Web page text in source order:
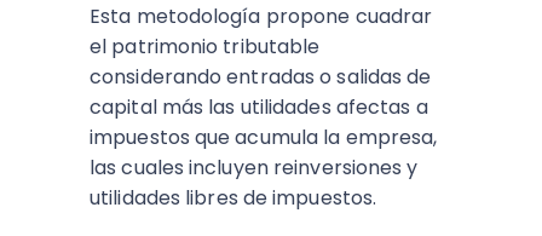
Esta metodología propone cuadrar
el patrimonio tributable
considerando entradas o salidas de
capital más las utilidades afectas a
impuestos que acumula la empresa,
las cuales incluyen reinversiones y
utilidades libres de impuestos.